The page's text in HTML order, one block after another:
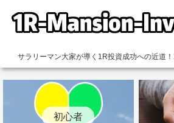
サラリーマン大家が導く1R投資成功への近道
初心者